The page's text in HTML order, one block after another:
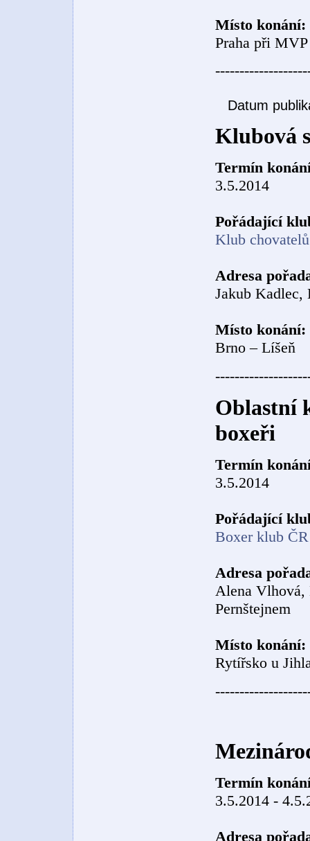
Místo konání:
Praha při MVP
Datum
Klubová
Termín
3.5.2014
Pořádající
Klub
Adresa
Jakub Kadlec,
Místo konání:
Brno – Líšeň
Oblastní
boxeři
Termín
3.5.2014
Pořádající
Boxer klub ČR
Adresa
Alena Vlhová,
Pernštejnem
Místo konání:
Rytířsko u
Termín
3.5.2014 -
Adresa